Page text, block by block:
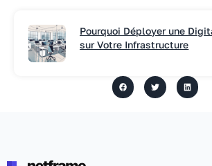
Pourquoi Déployer une
sur Votre Infrastructure